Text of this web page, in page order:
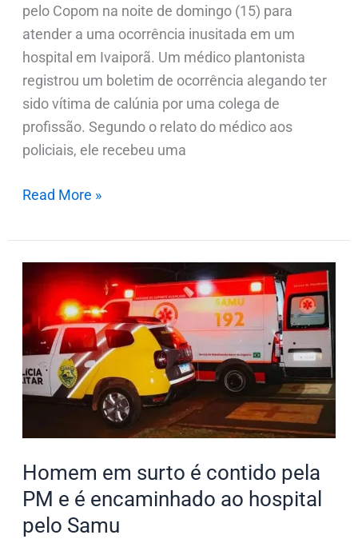
pelo Copom na noite de domingo (15) para
atender a uma ocorrência inusitada em um
hospital em Ivaiporã. Um médico plantonista
registrou um boletim de ocorrência alegando ter
sido vítima de calúnia por uma colega de
profissão. Segundo o relato do médico aos
policiais, ele recebeu uma
Read More »
Homem em surto é contido pela
PM e é encaminhado ao hospital
pelo Samu
Homem
em
surto
é
contido
pela
e
encaminhado
ao
hospital